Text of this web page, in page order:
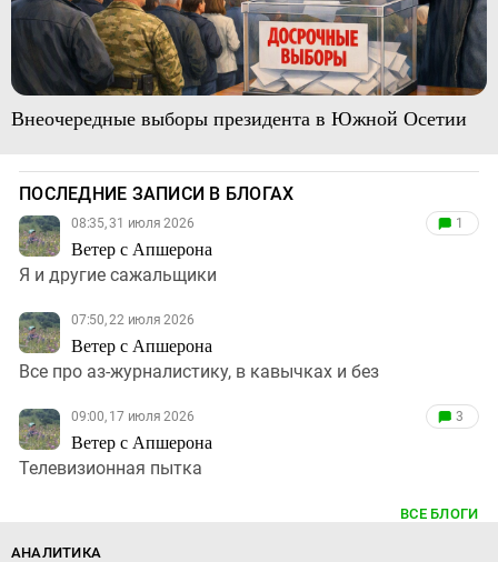
Внеочередные выборы президента в Южной Осетии
ПОСЛЕДНИЕ ЗАПИСИ В БЛОГАХ
08:35, 31 июля 2026
Ветер с Апшерона
1
Я и другие сажальщики
07:50, 22 июля 2026
Ветер с Апшерона
Все про аз-журналистику, в кавычках и без
09:00, 17 июля 2026
Ветер с Апшерона
3
Телевизионная пытка
ВСЕ БЛОГИ
АНАЛИТИКА